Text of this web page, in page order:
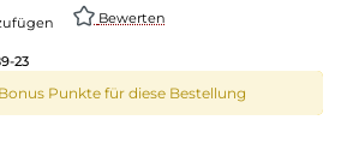
Bewerten
23
Punkte für diese Bestellung